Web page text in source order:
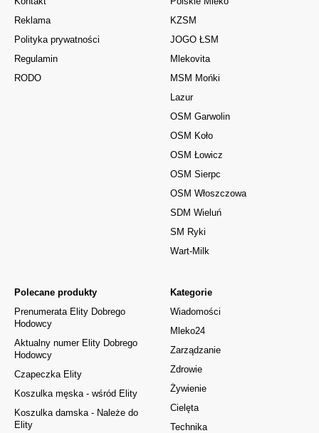
Reklama
Polityka prywatności
Regulamin
RODO
Kategorie
Wiadomości
Mleko24
Zarządzanie
Zdrowie
Żywienie
Cielęta
Technika
Polecane produkty
Prenumerata Elity Dobrego
Hodowcy
Aktualny numer Elity Dobrego
Hodowcy
Czapeczka Elity
Koszulka męska - wśród Elity
Koszulka damska - Należe do
Elity
KZSM
JOGO ŁSM
Mlekovita
MSM Mońki
Lazur
OSM Garwolin
OSM Koło
OSM Łowicz
OSM Sierpc
OSM Włoszczowa
SDM Wieluń
SM Ryki
Wart-Milk